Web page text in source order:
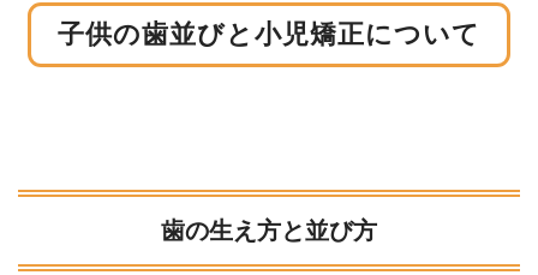
子供の歯並びと小児矯正について
歯の生え方と並び方